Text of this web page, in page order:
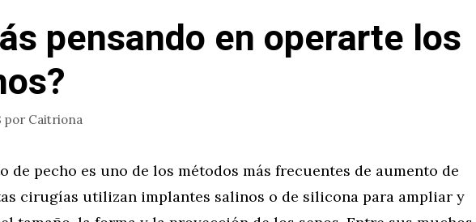
pensando en operarte los
por Caitriona
de pecho es uno de los métodos más frecuentes de aumento de
cirugías utilizan implantes salinos o de silicona para ampliar y